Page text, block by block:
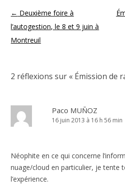
Navigation des articles
← Deuxième foire à
l’autogestion, le 8 et 9 juin à
Montreuil
2 réflexions sur « Émission de
Paco MUÑOZ
16 juin 2013 à 16 h 56 min
Néophite en ce qui concerne
nuage/cloud en particulier, je tente
l’expérience.